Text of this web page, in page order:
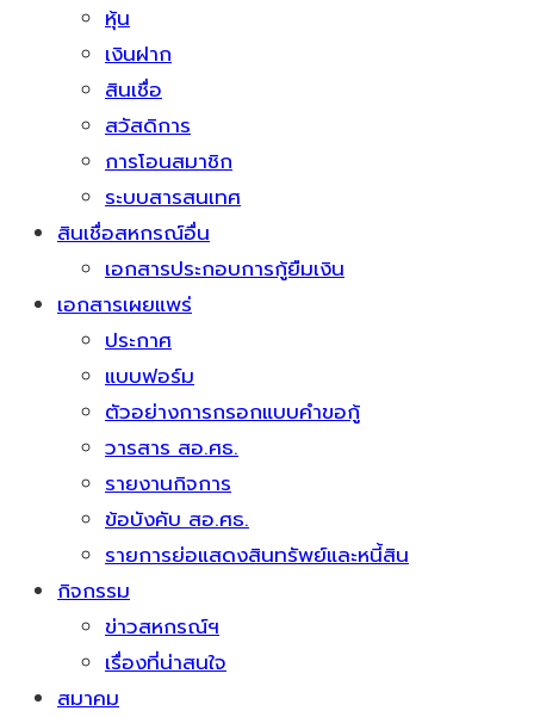
หุ้น
เงินฝาก
สินเชื่อ
สวัสดิการ
การโอนสมาชิก
ระบบสารสนเทศ
สินเชื่อสหกรณ์อื่น
เอกสารประกอบการกู้ยืมเงิน
เอกสารเผยแพร่
ประกาศ
แบบฟอร์ม
ตัวอย่างการกรอกแบบคำขอกู้
วารสาร สอ.ศธ.
รายงานกิจการ
ข้อบังคับ สอ.ศธ.
รายการย่อแสดงสินทรัพย์และหนี้สิน
กิจกรรม
ข่าวสหกรณ์ฯ
เรื่องที่น่าสนใจ
สมาคม